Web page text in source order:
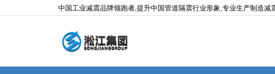
中国工业减震品牌领跑者,提升中国管道隔震行业形象,专业生产制造减